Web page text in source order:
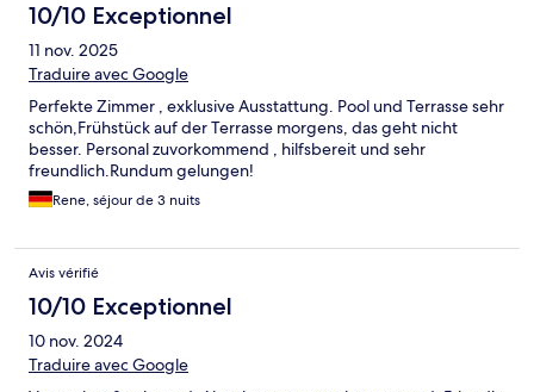
10/10 Exceptionnel
11 nov. 2025
Traduire avec Google
Perfekte Zimmer , exklusive Ausstattung. Pool und Terrasse sehr
schön,Frühstück auf der Terrasse morgens, das geht nicht
besser. Personal zuvorkommend , hilfsbereit und sehr
freundlich.Rundum gelungen!
Rene, séjour de 3 nuits
Avis vérifié
10/10 Exceptionnel
10 nov. 2024
Traduire avec Google